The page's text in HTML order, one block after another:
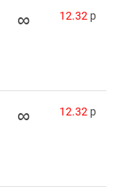
∞ 12.32 p
∞ 12.32 p